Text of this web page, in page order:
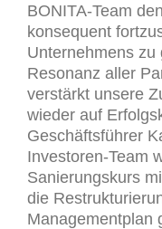
BONITA-Team
konsequent
Unternehmens
Resonanz aller
verstärkt unsere
wieder auf
Geschäftsführer
Investoren-Team
Sanierungskurs
die
Managementplan